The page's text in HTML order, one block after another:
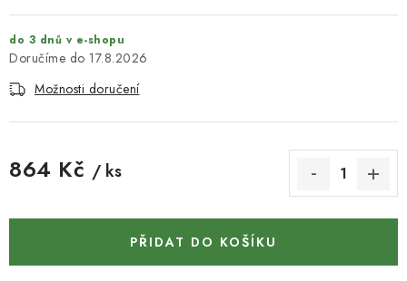
KONTAKTY
DÁRKOVÉ POUKAZY
STROJE DO DÍLNY
NÁSTROJE PRO STOLAŘE
NÁSTROJE PRO OPRACOVÁNÍ KOVU
NÁSTROJE PRO ŘEZÁNÍ DŘEVA
do 3 dnů v e-shopu
17.8.2026
Možnosti doručení
864 Kč / ks
PŘIDAT DO KOŠÍKU